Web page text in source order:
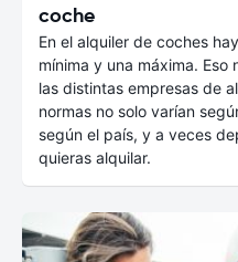
coche
En el alquiler de coches
mínima y una máxima. Eso
las distintas empresas de
normas no solo varían
según el país, y a veces
quieras alquilar.